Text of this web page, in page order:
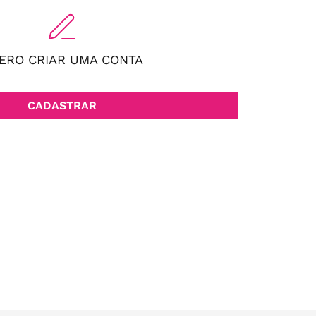
CRIAR UMA CONTA
CADASTRAR